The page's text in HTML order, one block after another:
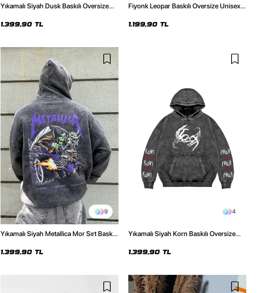
Yıkamalı Siyah Dusk Baskılı Oversize
1.399,90 TL
Fiyonk Leopar Baskılı Oversize Unisex
1.199,90 TL
9
Yıkamalı Siyah Metallica Mor Sırt Baskılı
1.399,90 TL
4
Yıkamalı Siyah Korn Baskılı Oversize
1.399,90 TL